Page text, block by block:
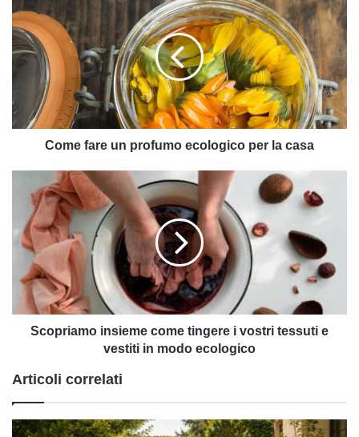
fare
un
profumo
ecologico
casa
Come fare un profumo ecologico per la casa
Scopriamo
insieme
come
tingere
vostri
tessuti
vestiti
Scopriamo insieme come tingere i vostri tessuti e
vestiti in modo ecologico
Articoli correlati